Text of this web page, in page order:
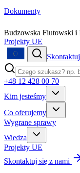
Dokumenty
Budzowska Fiutowski i
Projekty UE
+48 12 428 00 70
Kim jesteśmy
Co oferujemy
Wygrane sprawy
Wiedza
Projekty UE
Skontaktuj się z nami